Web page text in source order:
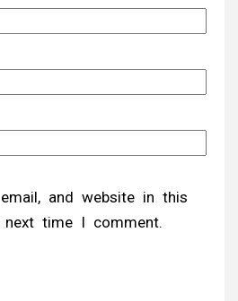
and website in this
time I comment.